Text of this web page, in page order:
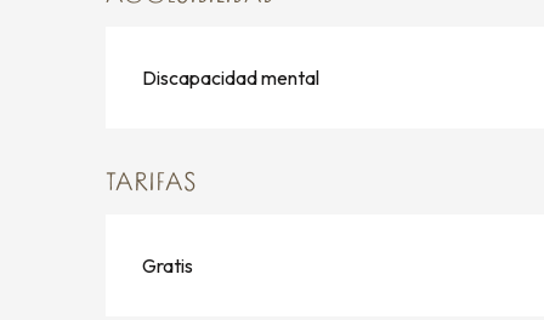
Discapacidad mental
TARIFAS
Gratis